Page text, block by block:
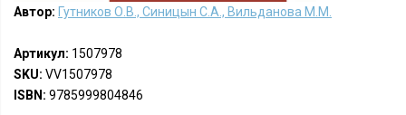
Автор: Гутников О.В., Синицын С.А., Вильданова М.М.
Артикул: 1507978
SKU: VV1507978
ISBN: 9785999804846